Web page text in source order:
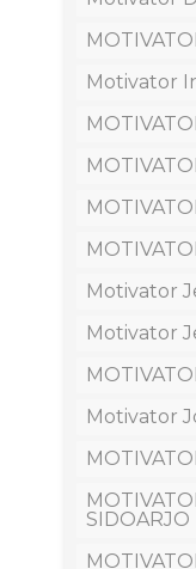
Motivator
Motivator
Motivator
Motivator
SIDOARJO